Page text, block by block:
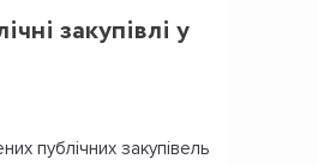
закупівлі у
публічних закупівель